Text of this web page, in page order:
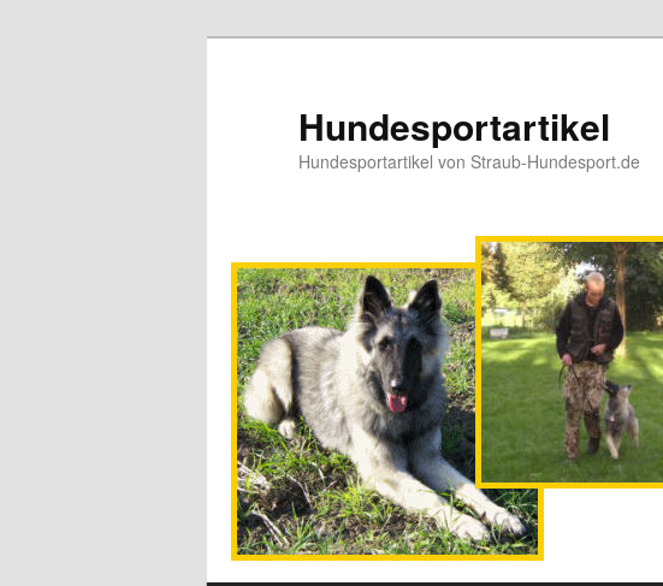
Hundesportartikel
Hundesportartikel von Straub-Hundesport.de